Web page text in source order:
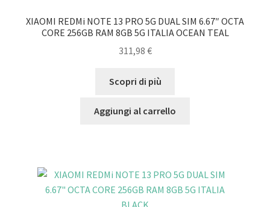
XIAOMI REDMi NOTE 13 PRO 5G DUAL SIM 6.67″ OCTA
CORE 256GB RAM 8GB 5G ITALIA OCEAN TEAL
311,98 €
Scopri di più
Aggiungi al carrello